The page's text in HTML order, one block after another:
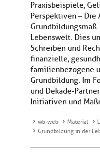
Praxisbeispiele,
Perspektiven – Die
Lebenswelt. Dies
Schreiben und
finanzielle,
familienbezogene
Grundbildung. Im
und Dekade-
Initiativen und
wb-web Material
Grundbildung in der